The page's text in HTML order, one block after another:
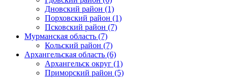
Дновский район (1)
Порховский район (1)
Псковский район (7)
Мурманская область (7)
Кольский район (7)
Архангельская область (6)
Архангельск округ (1)
Приморский район (5)